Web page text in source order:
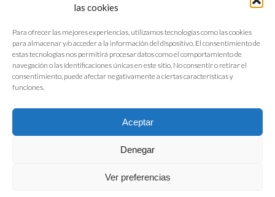
las cookies
Para ofrecer las mejores experiencias, utilizamos tecnologías como las cookies
para almacenar y/o acceder a la información del dispositivo. El consentimiento de
estas tecnologías nos permitirá procesar datos como el comportamiento de
navegación o las identificaciones únicas en este sitio. No consentir o retirar el
consentimiento, puede afectar negativamente a ciertas características y
funciones.
Aceptar
Denegar
Ver preferencias
FIAB Federación Española de Industrias de la Alimentación y Bebidas